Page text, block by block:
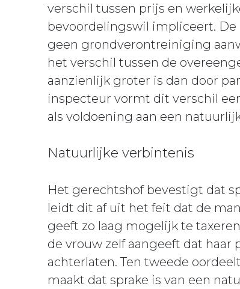
verschil tussen prijs en
bevoordelingswil impliceert.
geen grondverontreiniging
het verschil tussen de
aanzienlijk groter is dan door
inspecteur vormt dit verschil
als voldoening aan een
Natuurlijke verbintenis
Het gerechtshof bevestigt dat
leidt dit af uit het feit dat de
geeft zo laag mogelijk te
de vrouw zelf aangeeft dat
achterlaten. Ten tweede
maakt dat sprake is van een